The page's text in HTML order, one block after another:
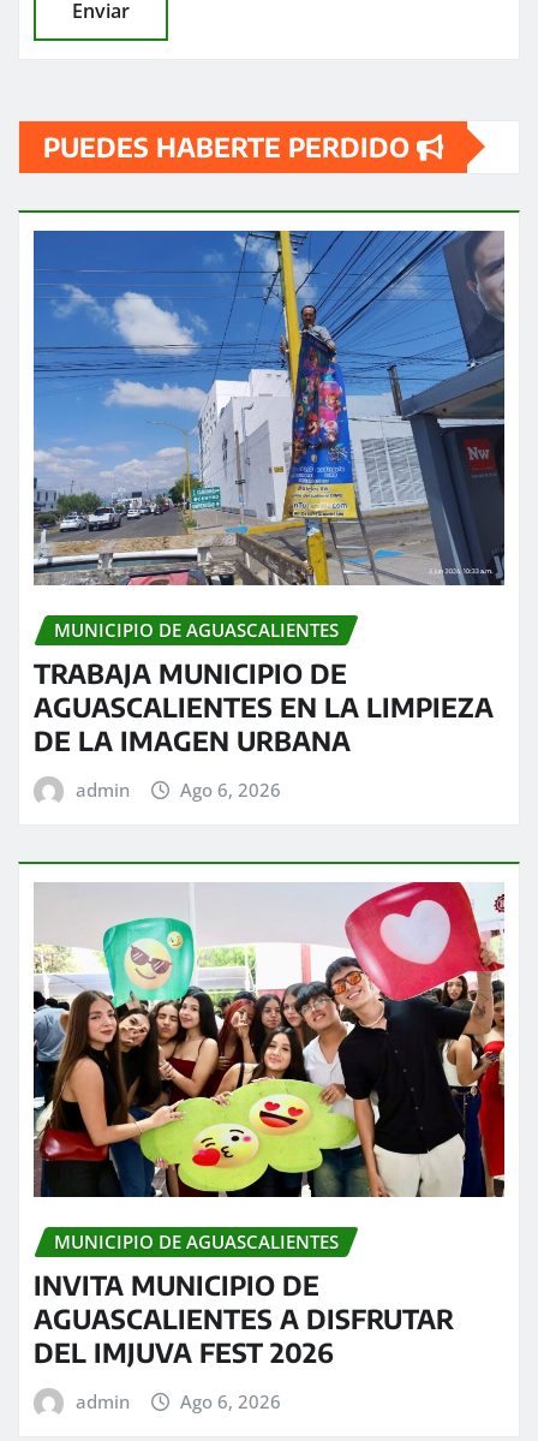
PUEDES HABERTE PERDIDO
MUNICIPIO DE AGUASCALIENTES
TRABAJA MUNICIPIO DE
AGUASCALIENTES EN LA LIMPIEZA
DE LA IMAGEN URBANA
admin Ago 6, 2026
MUNICIPIO DE AGUASCALIENTES
INVITA MUNICIPIO DE
AGUASCALIENTES A DISFRUTAR
DEL IMJUVA FEST 2026
admin Ago 6, 2026